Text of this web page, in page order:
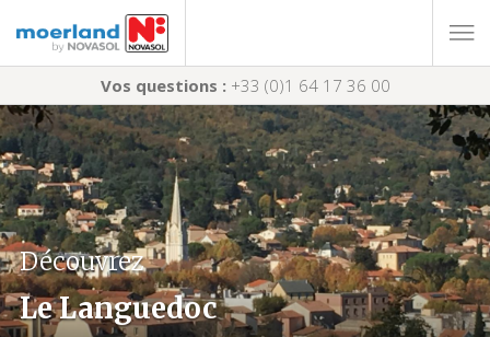
Vos questions : +33 (0)1 64 17 36 00
Découvrez
Le Languedoc